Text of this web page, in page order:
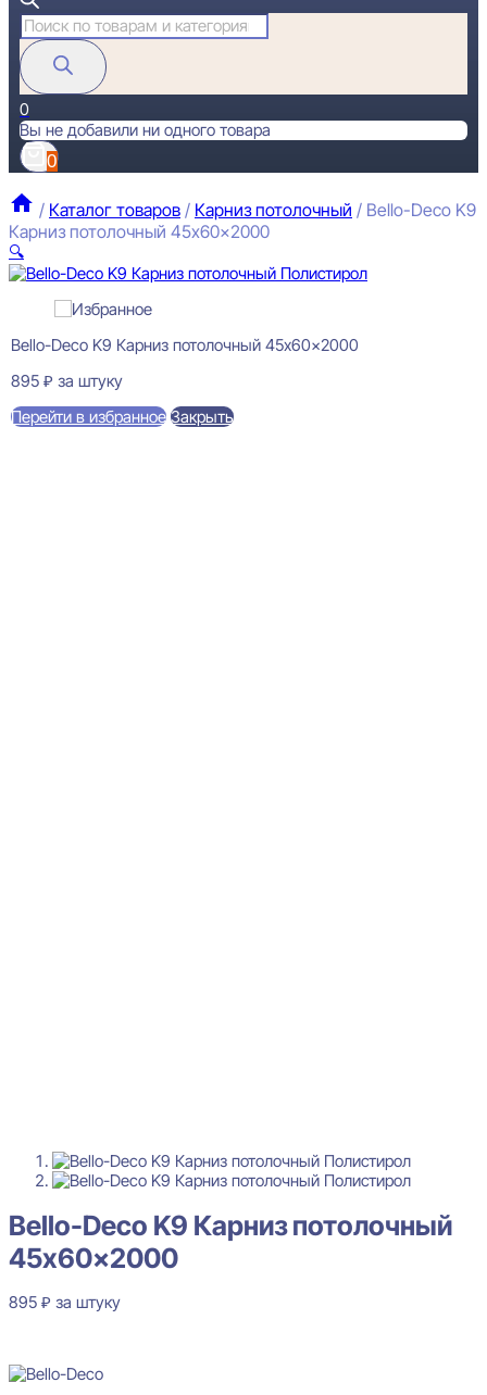
Поиск
товаров
0
Вы не добавили ни одного товара
0
/ Каталог товаров / Карниз потолочный / Bello-Deco K9
Карниз потолочный 45x60x2000
🔍
Bello-Deco K9 Карниз потолочный 45x60x2000
895 ₽ за штуку
Перейти в избранное Закрыть
Bello-Deco K9 Карниз потолочный
45x60x2000
895 ₽ за штуку